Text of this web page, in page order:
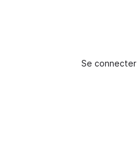
Se connecter